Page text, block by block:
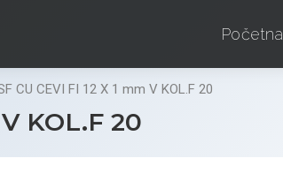
Početna
CU CEVI FI 12 X 1 mm V KOL.F 20
KOL.F 20